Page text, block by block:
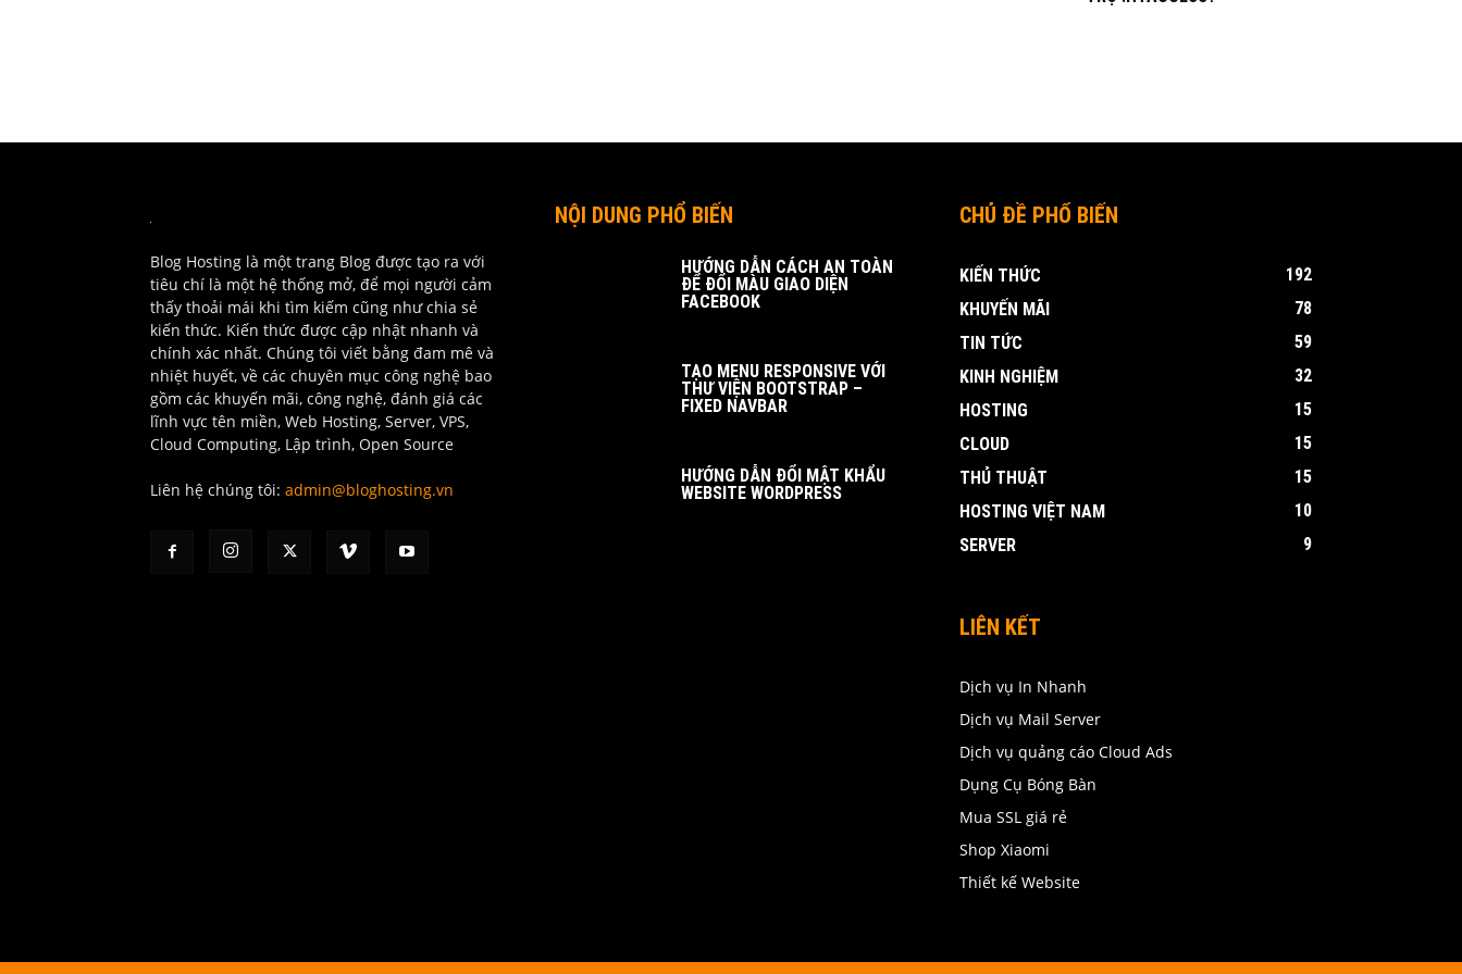
Blog Hosting là một trang Blog được tạo ra với
tiêu chí là một hệ thống mở, để mọi người cảm
thấy thoải mái khi tìm kiếm cũng như chia sẻ
kiến thức. Kiến thức được cập nhật nhanh và
chính xác nhất. Chúng tôi viết bằng đam mê và
nhiệt huyết, về các chuyên mục công nghệ bao
gồm các khuyến mãi, công nghệ, đánh giá các
lĩnh vực tên miền, Web Hosting, Server, VPS,
Cloud Computing, Lập trình, Open Source
Liên hệ chúng tôi: admin@bloghosting.vn
NỘI DUNG PHỔ BIẾN
HƯỚNG DẪN CÁCH AN TOÀN
ĐỂ ĐỔI MÀU GIAO DIỆN
FACEBOOK
TẠO MENU RESPONSIVE VỚI
THƯ VIỆN BOOTSTRAP –
FIXED NAVBAR
HƯỚNG DẪN ĐỔI MẬT KHẨU
WEBSITE WORDPRESS
CHỦ ĐỀ PHỔ BIẾN
KIẾN THỨC
192
KHUYẾN MÃI
78
TIN TỨC
59
KINH NGHIỆM
32
HOSTING
15
CLOUD
15
THỦ THUẬT
15
HOSTING VIỆT NAM
10
SERVER
9
LIÊN KẾT
Dịch vụ In Nhanh
Dịch vụ Mail Server
Dịch vụ quảng cáo Cloud Ads
Dụng Cụ Bóng Bàn
Mua SSL giá rẻ
Shop Xiaomi
Thiết kế Website